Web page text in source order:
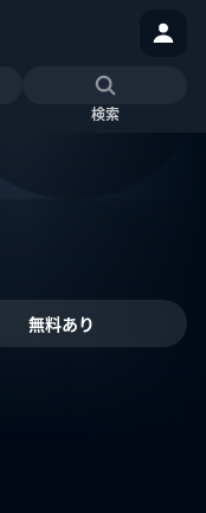
検索
無料あり